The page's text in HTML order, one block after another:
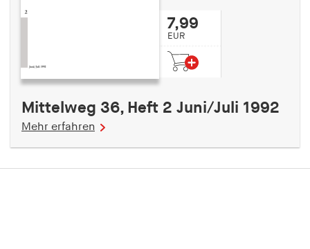
7,99
EUR
Mittelweg 36, Heft 2 Juni/Juli 1992
Mehr erfahren